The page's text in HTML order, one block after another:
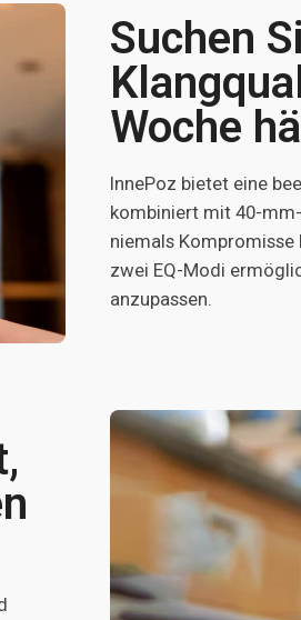
Suchen
Woche
InnePoz bietet eine
kombiniert mit 40-
niemals Kompromisse
zwei EQ-Modi
anzupassen.